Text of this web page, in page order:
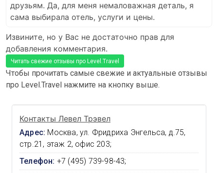
друзьям. Да, для меня немаловажная деталь, я
сама выбирала отель, услуги и цены.
Извините, но у Вас не достаточно прав для
добавления комментария.
Читать свежие отзывы про Level.Travel
Чтобы прочитать самые свежие и актуальные отзывы
про Level.Travel нажмите на кнопку выше.
Контакты Левел Трэвел
Адрес: Москва, ул. Фридриха Энгельса, д.75,
стр.21, этаж 2, офис 203;
Телефон: +7 (495) 739-98-43;